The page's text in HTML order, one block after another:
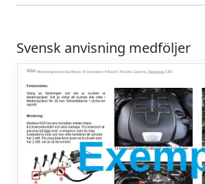
Svensk anvisning medföljer